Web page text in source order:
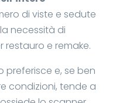
di viste e sedute
necessità di
e remake.
preferisce e, se ben
condizioni, tende a